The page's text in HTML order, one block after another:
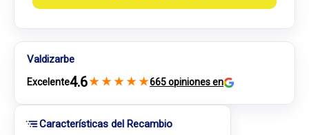
Características del Recambio
Valdizarbe
Excelente4.6★ ★ ★ ★ ★665 opiniones en